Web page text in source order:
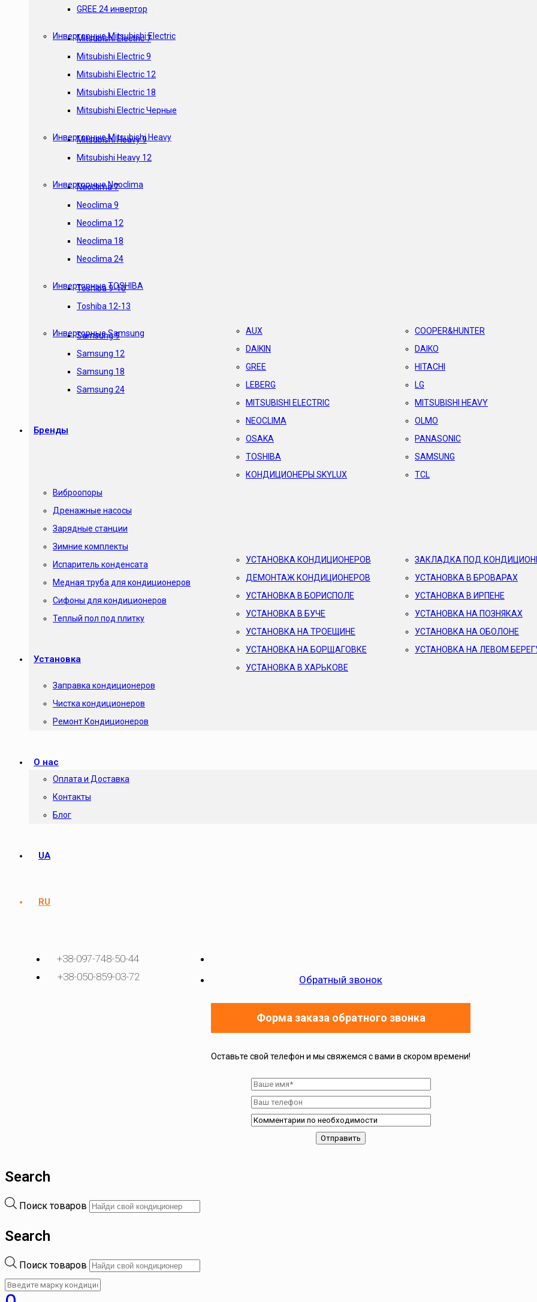
GREE 24 инвертор
Инверторные Mitsubishi Electric
Mitsubishi Electric 7
Mitsubishi Electric 9
Mitsubishi Electric 12
Mitsubishi Electric 18
Mitsubishi Electric Черные
Инверторные Mitsubishi Heavy
Mitsubishi Heavy 9
Mitsubishi Heavy 12
Инверторные Neoclima
Neoclima 7
Neoclima 9
Neoclima 12
Neoclima 18
Neoclima 24
Инверторные TOSHIBA
Toshiba 9-10
Toshiba 12-13
Инверторные Samsung
Samsung 9
Samsung 12
Samsung 18
Samsung 24
Бренды
AUX
COOPER&HUNTER
DAIKIN
DAIKO
GREE
HITACHI
LEBERG
LG
MITSUBISHI ELECTRIC
MITSUBISHI HEAVY
NEOCLIMA
OLMO
OSAKA
PANASONIC
TOSHIBA
SAMSUNG
КОНДИЦИОНЕРЫ SKYLUX
TCL
Виброопоры
Дренажные насосы
Зарядные станции
Зимние комплекты
Испаритель конденсата
Медная труба для кондиционеров
Сифоны для кондиционеров
Теплый пол под плитку
Установка
УСТАНОВКА КОНДИЦИОНЕРОВ
ЗАКЛАДКА ПОД
ДЕМОНТАЖ КОНДИЦИОНЕРОВ
УСТАНОВКА В БРОВАРАХ
УСТАНОВКА В БОРИСПОЛЕ
УСТАНОВКА В ИРПЕНЕ
УСТАНОВКА В БУЧЕ
УСТАНОВКА НА ПОЗНЯКАХ
УСТАНОВКА НА ТРОЕЩИНЕ
УСТАНОВКА НА ОБОЛОНЕ
УСТАНОВКА НА БОРЩАГОВКЕ
УСТАНОВКА НА ЛЕВОМ
УСТАНОВКА В ХАРЬКОВЕ
Заправка кондиционеров
Чистка кондиционеров
Ремонт Кондиционеров
О нас
Оплата и Доставка
Контакты
Блог
UA
RU
+38-097-748-50-44
+38-050-859-03-72
Обратный звонок
Форма заказа обратного звонка
Оставьте свой телефон и мы свяжемся с вами в скором времени!
Search
Поиск товаров
Search
Поиск товаров